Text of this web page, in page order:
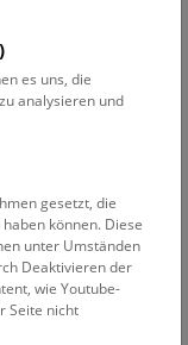
das NHM Wien
finden sie
es uns, die
analysieren und
gesetzt, die
können. Diese
unter Umständen
Deaktivieren der
wie Youtube-
Seite nicht